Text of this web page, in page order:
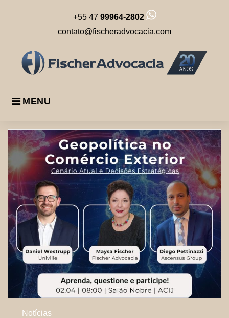
MENU
+55 47 99964-2802
contato@fischeradvocacia.com
Dia:
20
de
março
de
2026
Notícias